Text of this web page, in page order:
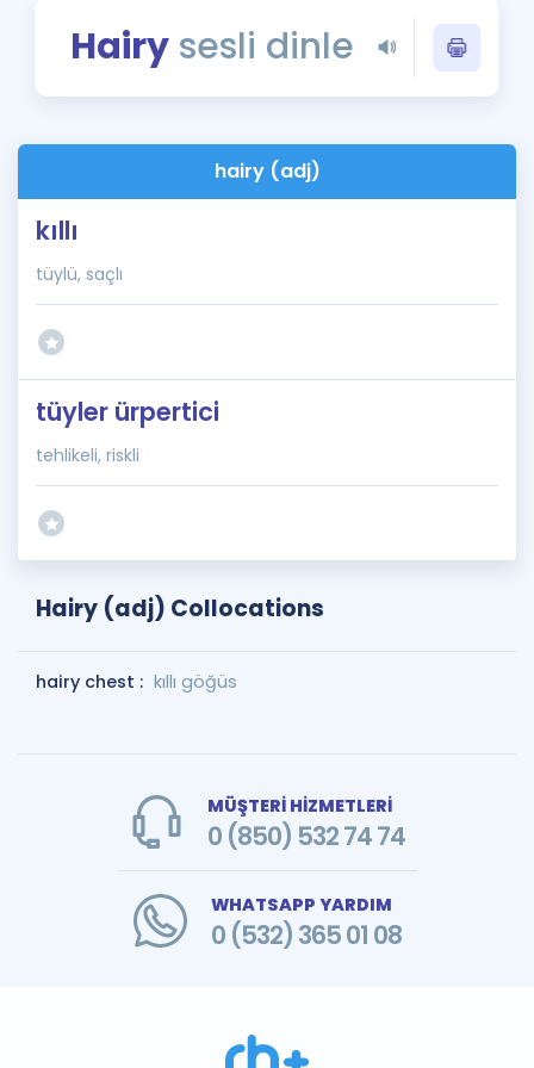
Rehberlik Aracı
Blog
İngilizce Gramer
Hairy sesli dinle
hairy (adj)
kıllı
tüylü, saçlı
tüyler ürpertici
tehlikeli, riskli
Hairy (adj) Collocations
hairy chest : kıllı göğüs
MÜŞTERİ HİZMETLERİ
0 (850) 532 74 74
WHATSAPP YARDIM
0 (532) 365 01 08